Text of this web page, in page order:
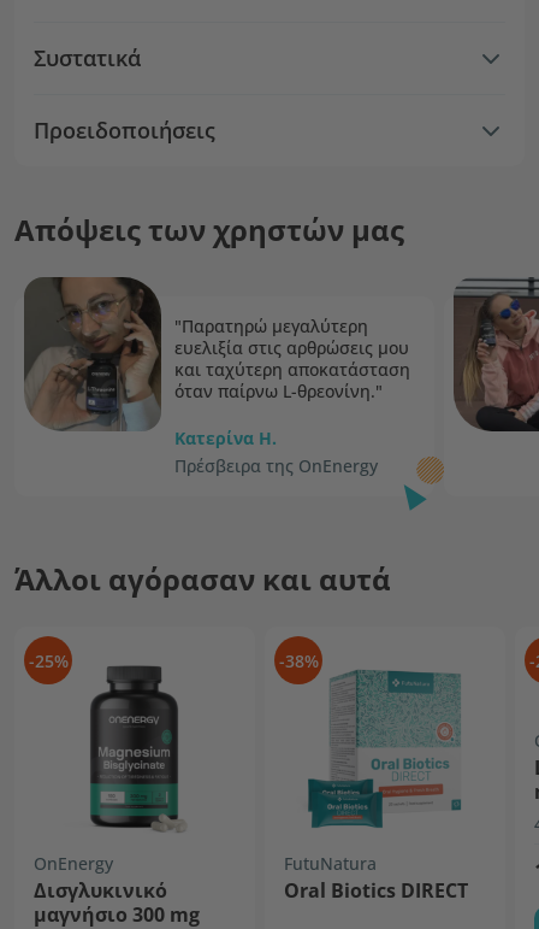
Συστατικά
Προειδοποιήσεις
Απόψεις των χρηστών μας
"Παρατηρώ μεγαλύτερη
ευελιξία στις αρθρώσεις μου
και ταχύτερη αποκατάσταση
όταν παίρνω L-θρεονίνη."
Κατερίνα H.
Πρέσβειρα της OnEnergy
Άλλοι αγόρασαν και αυτά
-25%
OnEnergy
Δισγλυκινικό
μαγνήσιο 300 mg
-38%
FutuNatura
Oral Biotics DIRECT
-